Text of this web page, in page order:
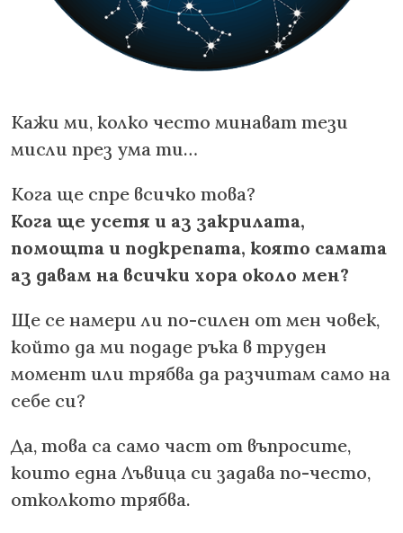
Кажи ми, колко често минават тези
мисли през ума ти…
Кога ще спре всичко това?
Кога ще усетя и аз закрилата,
помощта и подкрепата, която самата
аз давам на всички хора около мен?
Ще се намери ли по-силен от мен човек,
който да ми подаде ръка в труден
момент или трябва да разчитам само на
себе си?
Да, това са само част от въпросите,
които една Лъвица си задава по-често,
отколкото трябва.